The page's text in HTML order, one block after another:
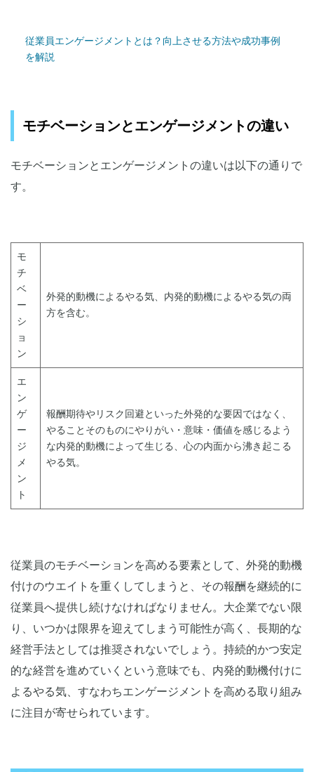
従業員エンゲージメントとは？向上させる方法や成功事例
を解説
モチベーションとエンゲージメントの違い
モチベーションとエンゲージメントの違いは以下の通りで
す。
モ
チ
ベ
ー
シ
ョ
ン
外発的動機によるやる気、内発的動機によるやる気の両
方を含む。
エ
ン
ゲ
ー
ジ
メ
ン
ト
報酬期待やリスク回避といった外発的な要因ではなく、
やることそのものにやりがい・意味・価値を感じるよう
な内発的動機によって生じる、心の内面から沸き起こる
やる気。
従業員のモチベーションを高める要素として、外発的動機
付けのウエイトを重くしてしまうと、その報酬を継続的に
従業員へ提供し続けなければなりません。大企業でない限
り、いつかは限界を迎えてしまう可能性が高く、長期的な
経営手法としては推奨されないでしょう。持続的かつ安定
的な経営を進めていくという意味でも、内発的動機付けに
よるやる気、すなわちエンゲージメントを高める取り組み
に注目が寄せられています。